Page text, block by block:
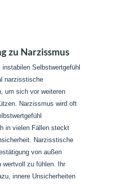
zu Narzissmus
Selbstwertgefühl
narzisstische
um sich vor weiteren
Narzissmus wird oft
in vielen Fällen steckt
Narzisstische
von außen
wertvoll zu fühlen. Ihr
innere Unsicherheiten